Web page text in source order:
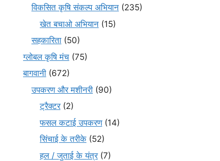
विकसित कृषि संकल्प अभियान (235)
खेत बचाओ अभियान (15)
सहकारिता (50)
ग्लोबल कृषि मंच (75)
बागवानी (672)
उपकरण और मशीनरी (90)
ट्रैक्टर(2)
फसल कटाई उपकरण(14)
सिंचाई के तरीके (52)
हल / जुताई के यंत्र(7)